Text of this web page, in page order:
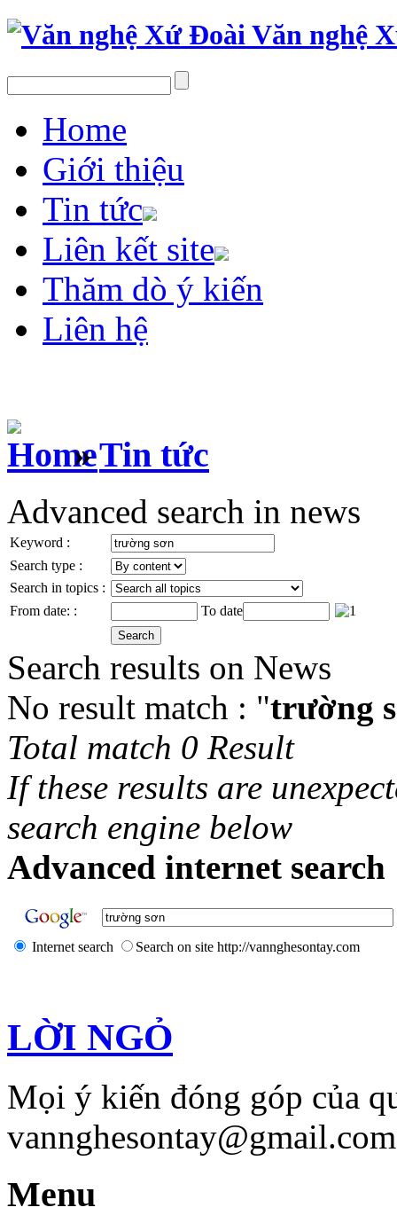
Văn nghệ
Home
Giới thiệu
Tin tức
Liên kết site
Thăm dò ý kiến
Liên hệ
» Tin tức
Advanced search in news
Keyword :
Search type :
Search in topics :
From date: :
To date
Search results on News
No result match : "trường
Total match 0 Result
If these results are
search engine below
Advanced internet search
Internet search Search on site http://vannghesontay.com
LỜI NGỎ
Mọi ý kiến đóng góp của
Menu